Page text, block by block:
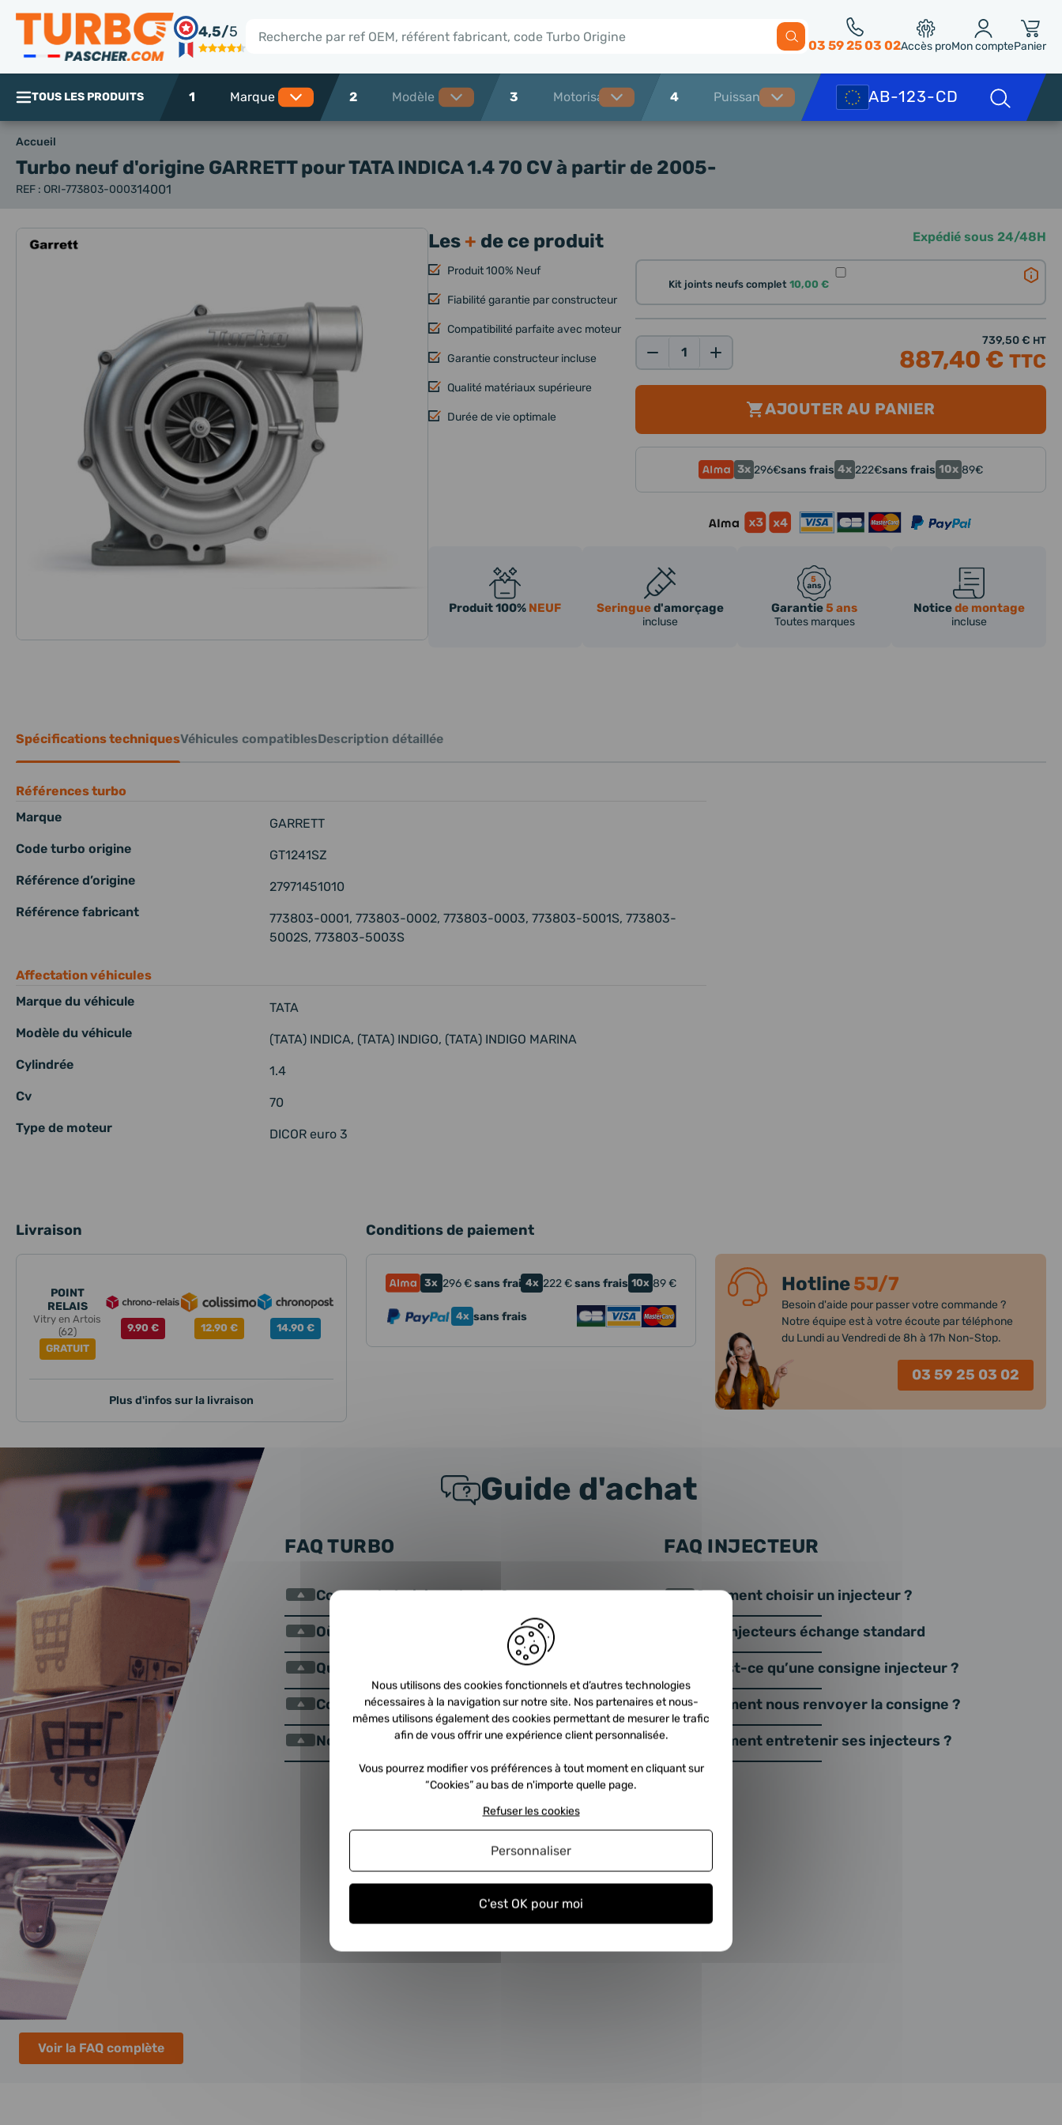
4,5/5
Rechercher 03 59 25 03 02Accès proMon comptePanier
TOUS LES PRODUITS 1 2 3 4
Accueil
Turbo neuf d'origine GARRETTpour TATA INDICA 1.4 70 CV à partir de 2005-
REF : ORI-773803-000314001
Les+ de ce produit
Produit 100% Neuf
Fiabilité garantie par constructeur
Compatibilité parfaite avec moteur
Garantie constructeur incluse
Qualité matériaux supérieure
Durée de vie optimale
Expédié sous 24/48H
Kit joints neufs complet10,00 €
739,50 € HT
887,40 € TTC
AJOUTER AU PANIER
3x 296€sans frais 4x 222€sans frais 10x 89€
Produit 100% NEUF Seringued'amorçage
incluse
Garantie5 ans
Toutes marques
Noticede montage
incluse
Spécifications techniquesVéhicules compatiblesDescription détaillée
Références turbo
Marque
GARRETT
Code turbo origine GT1241SZ
Référence d’origine 27971451010
Référence fabricant
773803-0001, 773803-0002, 773803-0003, 773803-5001S, 773803-
5002S, 773803-5003S
Affectation véhicules
Marque du véhicule
TATA
Modèle du véhicule (TATA) INDICA, (TATA) INDIGO, (TATA) INDIGO MARINA
Cylindrée 1.4
Cv 70
Type de moteur DICOR euro 3
Livraison
POINT
RELAIS
Vitry en Artois
(62)
GRATUIT
9.90 € 12.90 € 14.90 €
Plus d'infos sur la livraison
Conditions de paiement
3x 296€sans frais4x 222€sans frais 10x 89€
4x sans frais
Hotline5J/7
Besoin d'aide pour passer votre commande ?
Notre équipe est à votre écoute par téléphone
du Lundi au Vendredi de 8h à 17h Non-Stop.
03 59 25 03 02
Guide d'achat
FAQ TURBO
Comment choisir un turbo ?
Où se trouve le turbo dans mon véhicule ?
Qu’est ce qu’une consigne turbo?
Comment nous envoyer la consigne ?
Nos turbos échange standard
FAQ INJECTEUR
Comment choisir un injecteur ?
Nos injecteurs échange standard
Qu’est-ce qu’une consigne injecteur ?
Comment nous renvoyer la consigne ?
Comment entretenir ses injecteurs ?
Voir la FAQ complète
Panneau de gestion des cookies
Nous utilisons des cookies fonctionnels et d’autres technologies
nécessaires à la navigation sur notre site. Nos partenaires et nous-
mêmes utilisons également des cookies permettant de mesurer le trafic
afin de vous offrir une expérience client personnalisée.
Vous pourrez modifier vos préférences à tout moment en cliquant sur
“Cookies” au bas de n'importe quelle page.
C'est OK pour moi
Refuser les cookies
Personnaliser